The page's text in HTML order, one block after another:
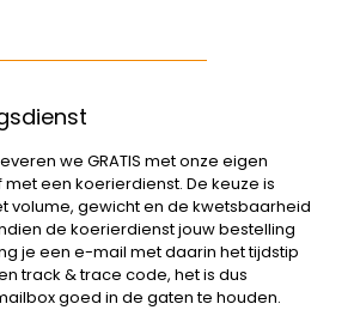
we GRATIS met onze eigen
een koerierdienst. De keuze is
volume, gewicht en de kwetsbaarheid
de koerierdienst jouw bestelling
je een e-mail met daarin het tijdstip
track & trace code, het is dus
goed in de gaten te houden.